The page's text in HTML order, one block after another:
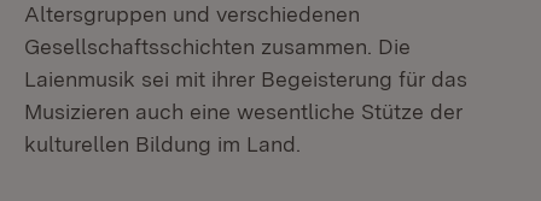
Altersgruppen und verschiedenen
Gesellschaftsschichten zusammen. Die
Laienmusik sei mit ihrer Begeisterung für das
Musizieren auch eine wesentliche Stütze der
kulturellen Bildung im Land.